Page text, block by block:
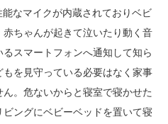
なマイクが内蔵されておりベビ
ちゃんが起きて泣いたり動く音
スマートフォンへ通知して知ら
を見守っている必要はなく家事
。危ないからと寝室で寝かせた
ングにベビーベッドを置いて寝